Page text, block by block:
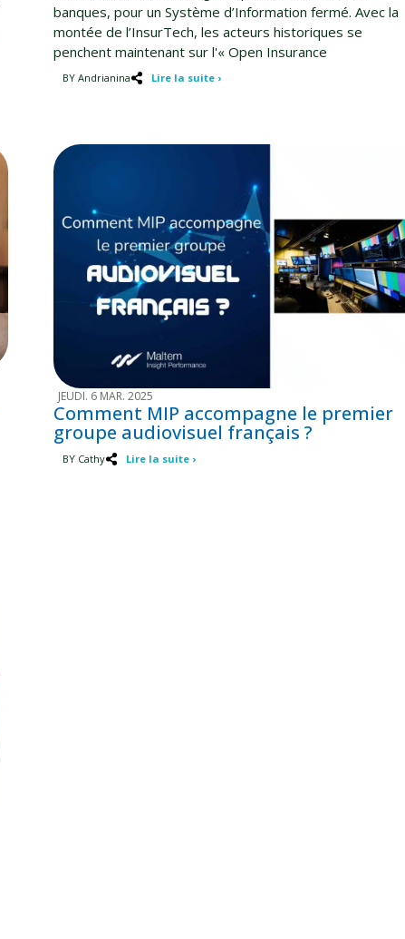
banques, pour un Système d’Information fermé. Avec la
montée de l’InsurTech, les acteurs historiques se
penchent maintenant sur l'« Open Insurance
BY Andrianina Lire la suite ›
JEUDI. 6 MAR. 2025
Comment MIP accompagne le premier
groupe audiovisuel français ?
BY Cathy Lire la suite ›